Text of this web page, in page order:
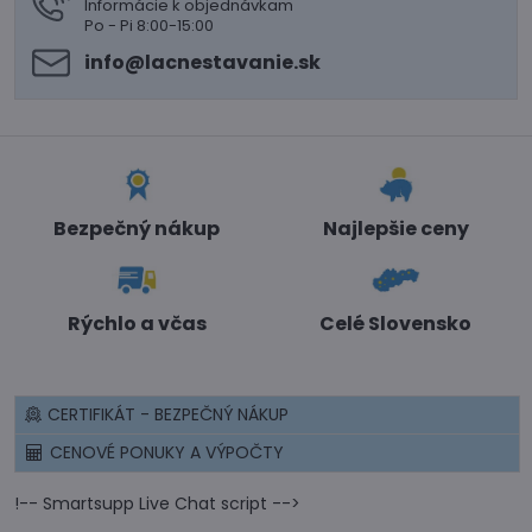
Informácie k objednávkam
Po - Pi 8:00-15:00
info​@lacnestavanie​.sk
Bezpečný nákup Najlepšie ceny
Rýchlo a včas Celé Slovensko
CERTIFIKÁT - BEZPEČNÝ NÁKUP
CENOVÉ PONUKY A VÝPOČTY
!-- Smartsupp Live Chat script -->